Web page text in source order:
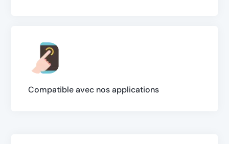
Compatible avec nos applications